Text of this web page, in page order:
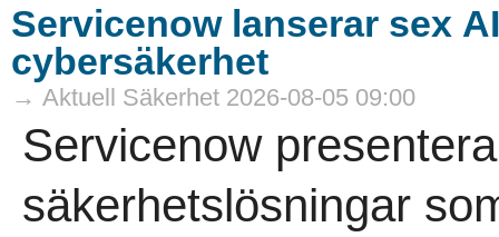
Servicenow lanserar sex
cybersäkerhet
→ Aktuell Säkerhet 2026-08-05 09:00
Servicenow
säkerhetslösningar